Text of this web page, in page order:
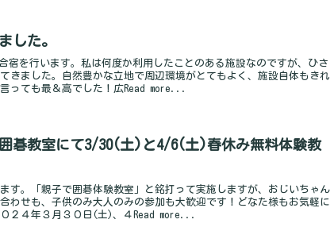
した。
宿を行います。私は何度か利用したことのある施設なのですが、ひさ
きました。自然豊かな立地で周辺環境がとてもよく、施設自体もきれ
っても最＆高でした！広Read more...
碁教室にて3/30(土)と4/6(土)春休み無料体験教
す。「親子で囲碁体験教室」と銘打って実施しますが、おじいちゃん
わせも、子供のみ大人のみの参加も大歓迎です！どなた様もお気軽に
２４年３月３０日(土)、４Read more...